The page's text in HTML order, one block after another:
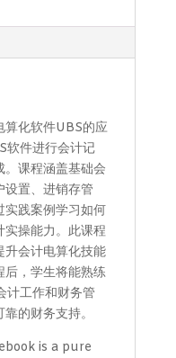
算化软件UBS的应
软件进行会计记
课程涵盖基础会
设置、进销存管
实践案例学习如何
实操能力。此课程
升会计电算化技能
后，学生将能熟练
计工作和财务管
的财务支持。
is a pure